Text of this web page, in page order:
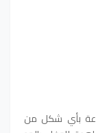
بأي شكل من